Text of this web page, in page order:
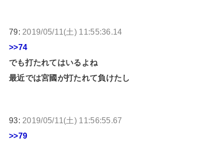
79: 2019/05/11(土) 11:55:36.14
>>74
でも打たれてはいるよね
最近では宮國が打たれて負けたし
93: 2019/05/11(土) 11:56:55.67
>>79